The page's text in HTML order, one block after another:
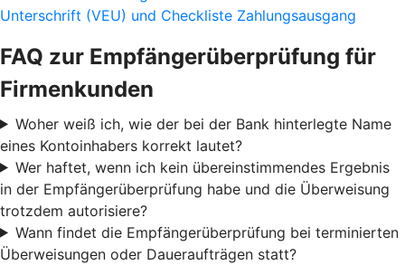
Unterschrift (VEU) und Checkliste Zahlungsausgang
FAQ zur Empfängerüberprüfung für
Firmenkunden
Woher weiß ich, wie der bei der Bank hinterlegte Name
eines Kontoinhabers korrekt lautet?
Wer haftet, wenn ich kein übereinstimmendes Ergebnis
in der Empfängerüberprüfung habe und die Überweisung
trotzdem autorisiere?
Wann findet die Empfängerüberprüfung bei terminierten
Überweisungen oder Daueraufträgen statt?